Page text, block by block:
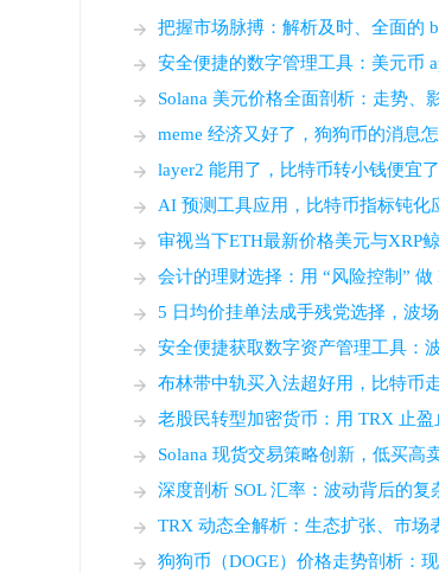
把握市场脉搏：解析及时、全面的
安全便捷的数字管理工具：美元币
Solana 美元价格全面剖析：走势、
meme 经济又好了，狗狗币的消息
layer2 能用了，比特币转小钱便宜
AI 预测工具应用，比特币指标钝化
审视当下ETH最新价格美元与XRP
会计的理财选择：用 “风险控制”
5 日均价挂单法成手残党选择，波
安全便捷获取数字资产管理工具：
布林带中轨买入法超好用，比特币
老股民转型加密货币：用 TRX 止
Solana 现货交易策略创新，低买高
深度剖析 SOL 汇率：波动背后的复
TRX 动态全解析：生态扩张、市场
狗狗币（DOGE）价格走势剖析：